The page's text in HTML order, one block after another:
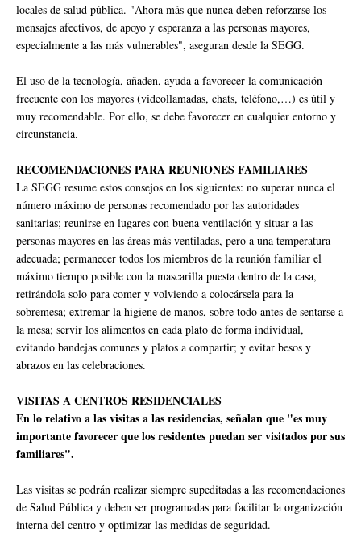
locales de salud pública. "Ahora más que nunca deben reforzarse los
mensajes afectivos, de apoyo y esperanza a las personas mayores,
especialmente a las más vulnerables", aseguran desde la SEGG.
El uso de la tecnología, añaden, ayuda a favorecer la comunicación
frecuente con los mayores (videollamadas, chats, teléfono,…) es útil y
muy recomendable. Por ello, se debe favorecer en cualquier entorno y
circunstancia.
RECOMENDACIONES PARA REUNIONES FAMILIARES
La SEGG resume estos consejos en los siguientes: no superar nunca el
número máximo de personas recomendado por las autoridades
sanitarias; reunirse en lugares con buena ventilación y situar a las
personas mayores en las áreas más ventiladas, pero a una temperatura
adecuada; permanecer todos los miembros de la reunión familiar el
máximo tiempo posible con la mascarilla puesta dentro de la casa,
retirándola solo para comer y volviendo a colocársela para la
sobremesa; extremar la higiene de manos, sobre todo antes de sentarse a
la mesa; servir los alimentos en cada plato de forma individual,
evitando bandejas comunes y platos a compartir; y evitar besos y
abrazos en las celebraciones.
VISITAS A CENTROS RESIDENCIALES
En lo relativo a las visitas a las residencias, señalan que "es muy
importante favorecer que los residentes puedan ser visitados por sus
familiares".
Las visitas se podrán realizar siempre supeditadas a las recomendaciones
de Salud Pública y deben ser programadas para facilitar la organización
interna del centro y optimizar las medidas de seguridad.